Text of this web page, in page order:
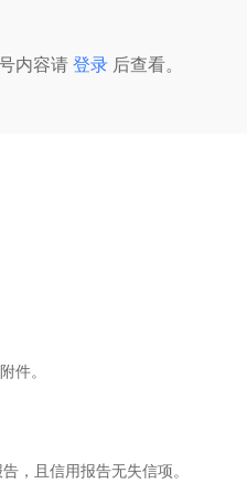
内容请 登录 后查看。
件。
，且信用报告无失信项。